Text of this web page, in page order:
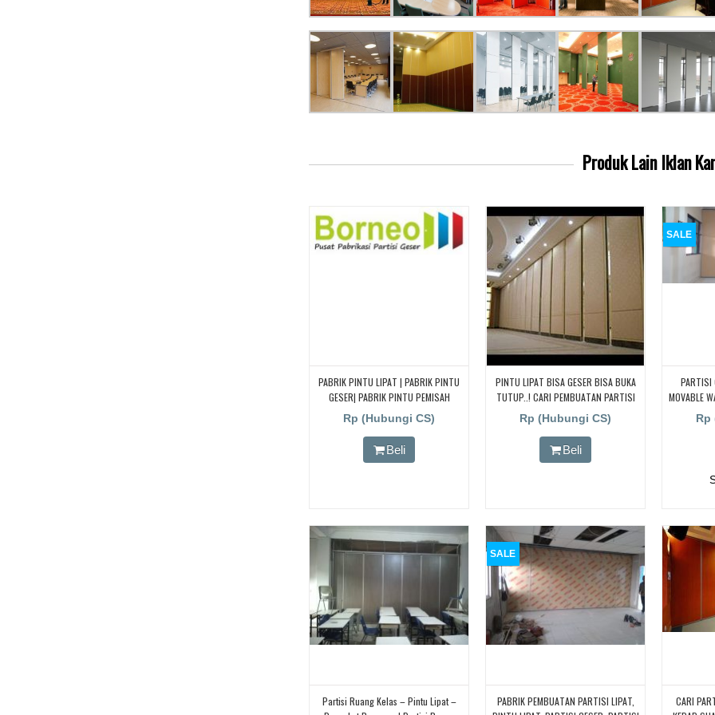
Produk LainIklan
PABRIK PINTU LIPAT | PABRIK PINTU
GESER| PABRIK PINTU PEMISAH
RUANGAN KEDAP SUARA
Rp (Hubungi CS)
Beli
PINTU LIPAT BISA GESER BISA BUKA
TUTUP..! CARI PEMBUATAN PARTISI
PINTU LIPAT Di JAKARTA, BANDUNG,
BEKASI, DJOGJA, YOGYAKARTA
TANGERANG, BOGOR,. BORNEO PABRIK
PARTISI PINTU LIPAT, Pintu Lipat
Rp (Hubungi CS)
Beli
SALE
PARTISI
MOVABLE
GESER
Rp
Partisi Ruang Kelas – Pintu Lipat –
SALE
PABRIK PEMBUATAN PARTISI LIPAT,
CARI